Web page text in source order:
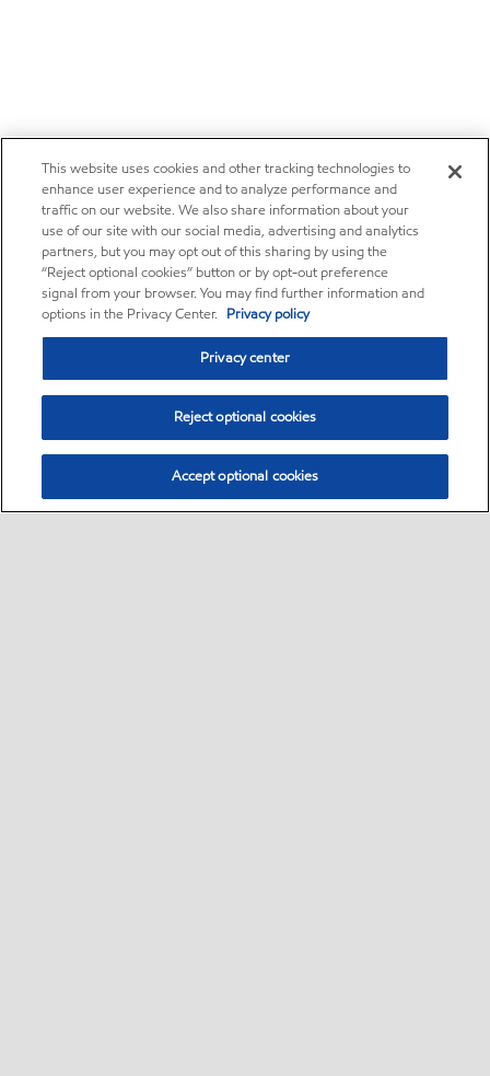
This website uses cookies and other tracking technologies to
enhance user experience and to analyze performance and
traffic on our website. We also share information about your
use of our site with our social media, advertising and analytics
partners, but you may opt out of this sharing by using the
“Reject optional cookies” button or by opt-out preference
signal from your browser. You may find further information and
options in the Privacy Center. Privacy policy
Privacy center
Reject optional cookies
Accept optional cookies